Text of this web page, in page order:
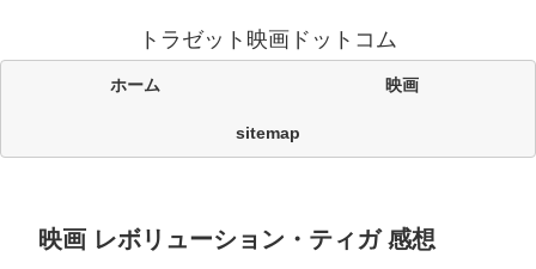
トラゼット映画ドットコム
ホーム 映画
sitemap
映画 レボリューション・ティガ 感想